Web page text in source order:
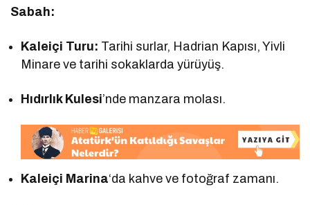
Sabah:
Kaleiçi Turu: Tarihi surlar, Hadrian Kapısı, Yivli
Minare ve tarihi sokaklarda yürüyüş.
Hıdırlık Kulesi’nde manzara molası.
Kaleiçi Marina‘da kahve ve fotoğraf zamanı.